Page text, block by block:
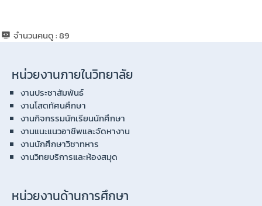
จำนวนคนดู :89
หน่วยงานภายในวิทยาลัย
งานประชาสัมพันธ์
งานโสตทัศนศึกษา
งานกิจกรรมนักเรียนนักศึกษา
งานแนะแนวอาชีพและจัดหางาน
งานนักศึกษาวิชาทหาร
งานวิทยบริการและห้องสมุด
หน่วยงานด้านการศึกษา